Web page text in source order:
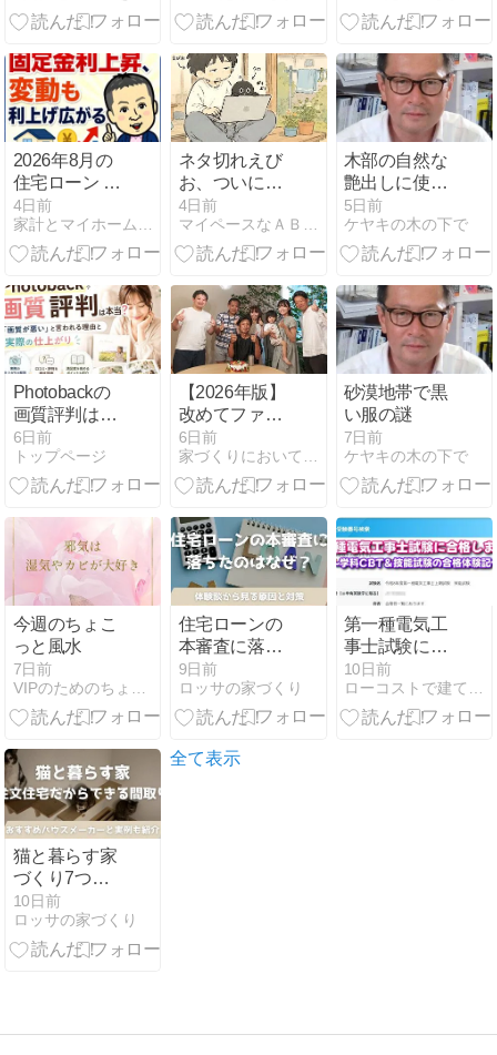
2026年8月の
住宅ローン 固
定金利上昇、
変動も利上げ
広がる
4日前
家計とマイホーム相談室
ネタ切れえび
お、ついにAI
と二人三脚デ
ビュー
4日前
マイペースなＡＢ型男が家を建てるってよ。
木部の自然な
艶出しに使う
荏油
5日前
ケヤキの木の下で
Photobackの
画質評判は本
当？画質が悪
いと言われる
理由と実際の
6日前
トップページ
【2026年版】
改めてファン
タジスタふじ
もとの活動内
容と自己紹介
6日前
家づくりにおいて大事なコト
砂漠地帯で黒
い服の謎
7日前
ケヤキの木の下で
今週のちょこ
っと風水
7日前
VIPのためのちょこっと風水 インテリアで今日から開運！！
住宅ローンの
本審査に落ち
たのはなぜ？
体験談から見
る原因と対策
9日前
ロッサの家づくり
第一種電気工
事士試験に合
格しました ～
学科CBT＆技
能試験の合格
10日前
ローコストで建てた家と子育ての話
猫と暮らす家
づくり7つの
ポイント｜注
文住宅だから
できる間取り
10日前
ロッサの家づくり
全て表示